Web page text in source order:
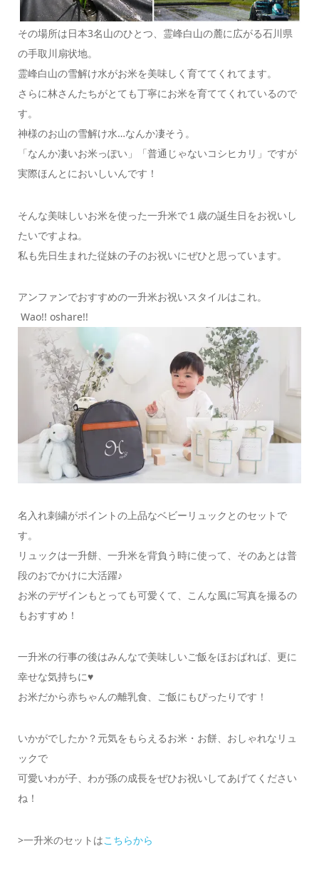
その場所は日本3名山のひとつ、霊峰白山の麓に広がる石川県
の手取川扇状地。
霊峰白山の雪解け水がお米を美味しく育ててくれてます。
さらに林さんたちがとても丁寧にお米を育ててくれているので
す。
神様のお山の雪解け水…なんか凄そう。
「なんか凄いお米っぽい」「普通じゃないコシヒカリ」ですが
実際ほんとにおいしいんです！
そんな美味しいお米を使った一升米で１歳の誕生日をお祝いし
たいですよね。
私も先日生まれた従妹の子のお祝いにぜひと思っています。
アンファンでおすすめの一升米お祝いスタイルはこれ。
Wao!! oshare!!
名入れ刺繍がポイントの上品なベビーリュックとのセットで
す。
リュックは一升餅、一升米を背負う時に使って、そのあとは普
段のおでかけに大活躍♪
お米のデザインもとっても可愛くて、こんな風に写真を撮るの
もおすすめ！
一升米の行事の後はみんなで美味しいご飯をほおばれば、更に
幸せな気持ちに♥
お米だから赤ちゃんの離乳食、ご飯にもぴったりです！
いかがでしたか？元気をもらえるお米・お餅、おしゃれなリュ
ックで
可愛いわが子、わが孫の成長をぜひお祝いしてあげてください
ね！
>一升米のセットはこちらから